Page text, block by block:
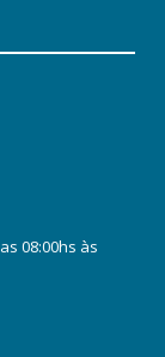
08:00hs às